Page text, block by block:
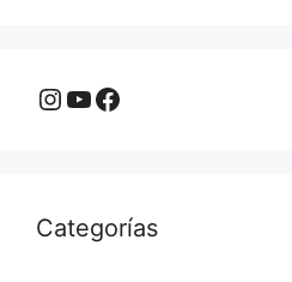
Instagram
YouTube
Facebook
Categorías